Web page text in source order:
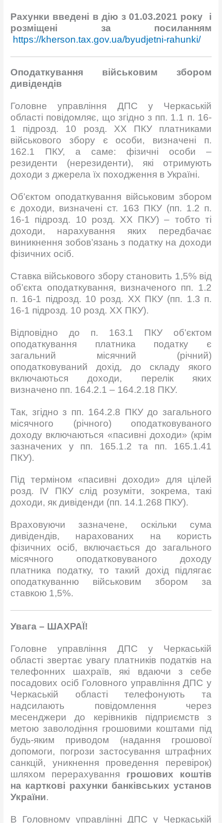
Рахунки введені в дію з 01.03.2021 року
і
розміщені за посиланням
https://kherson.tax.gov.ua/byudjetni-rahunki/
Оподаткування військовим збором
дивідендів
Головне управління ДПС у Черкаській
області повідомляє, що згідно з пп. 1.1 п. 16-
1 підрозд. 10 розд. XX ПКУ платниками
військового збору є особи, визначені п.
162.1 ПКУ, а саме: фізичні особи –
резиденти (нерезиденти), які отримують
доходи з джерела їх походження в Україні.
Об’єктом оподаткування військовим збором
є доходи, визначені ст. 163 ПКУ (пп. 1.2 п.
16-1 підрозд. 10 розд. XX ПКУ) – тобто ті
доходи, нарахування яких передбачає
виникнення зобов’язань з податку на доходи
фізичних осіб.
Ставка військового збору становить 1,5% від
об’єкта оподаткування, визначеного пп. 1.2
п. 16-1 підрозд. 10 розд. XX ПКУ (пп. 1.3 п.
16-1 підрозд. 10 розд. XX ПКУ).
Відповідно до п. 163.1 ПКУ об’єктом
оподаткування платника податку є
загальний місячний (річний)
оподатковуваний дохід, до складу якого
включаються доходи, перелік яких
визначено пп. 164.2.1 – 164.2.18 ПКУ.
Так, згідно з пп. 164.2.8 ПКУ до загального
місячного (річного) оподатковуваного
доходу включаються «пасивні доходи» (крім
зазначених у пп. 165.1.2 та пп. 165.1.41
ПКУ).
Під терміном «пасивні доходи» для цілей
розд. IV ПКУ слід розуміти, зокрема, такі
доходи, як дивіденди (пп. 14.1.268 ПКУ).
Враховуючи зазначене, оскільки сума
дивідендів, нарахованих на користь
фізичних осіб, включається до загального
місячного оподатковуваного доходу
платника податку, то такий дохід підлягає
оподаткуванню військовим збором за
ставкою 1,5%.
Увага – ШАХРАЇ!
Головне управління ДПС у Черкаській
області звертає увагу платників податків на
телефонних шахраїв, які вдаючи з себе
посадових осіб Головного управління ДПС у
Черкаській області телефонують та
надсилають повідомлення через
месенджери до керівників підприємств з
метою заволодіння грошовими коштами під
будь-яким приводом (надання грошової
допомоги, погрози застосування штрафних
санкцій, уникнення проведення перевірок)
шляхом
перерахування грошових коштів
на карткові рахунки банківських установ
України.
В Головному управлінні ДПС у Черкаській